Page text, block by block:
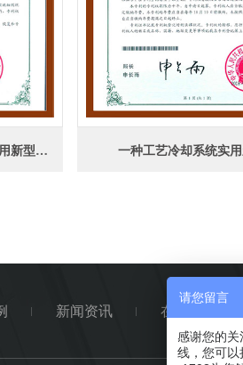
一种冰水二次泵系统和空调系统实用新型专利 一种工艺冷却系统实
新闻资讯 在线留言
请您留言
感谢您的关
线，您可